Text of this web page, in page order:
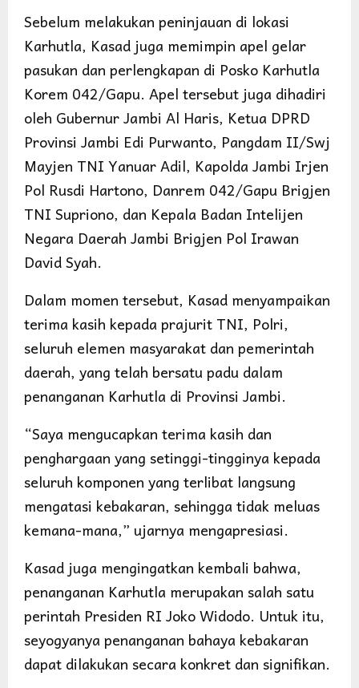
Sebelum melakukan peninjauan di lokasi
Karhutla, Kasad juga memimpin apel gelar
pasukan dan perlengkapan di Posko Karhutla
Korem 042/Gapu. Apel tersebut juga dihadiri
oleh Gubernur Jambi Al Haris, Ketua DPRD
Provinsi Jambi Edi Purwanto, Pangdam II/Swj
Mayjen TNI Yanuar Adil, Kapolda Jambi Irjen
Pol Rusdi Hartono, Danrem 042/Gapu Brigjen
TNI Supriono, dan Kepala Badan Intelijen
Negara Daerah Jambi Brigjen Pol Irawan
David Syah.
Dalam momen tersebut, Kasad menyampaikan
terima kasih kepada prajurit TNI, Polri,
seluruh elemen masyarakat dan pemerintah
daerah, yang telah bersatu padu dalam
penanganan Karhutla di Provinsi Jambi.
“Saya mengucapkan terima kasih dan
penghargaan yang setinggi-tingginya kepada
seluruh komponen yang terlibat langsung
mengatasi kebakaran, sehingga tidak meluas
kemana-mana,” ujarnya mengapresiasi.
Kasad juga mengingatkan kembali bahwa,
penanganan Karhutla merupakan salah satu
perintah Presiden RI Joko Widodo. Untuk itu,
seyogyanya penanganan bahaya kebakaran
dapat dilakukan secara konkret dan signifikan.